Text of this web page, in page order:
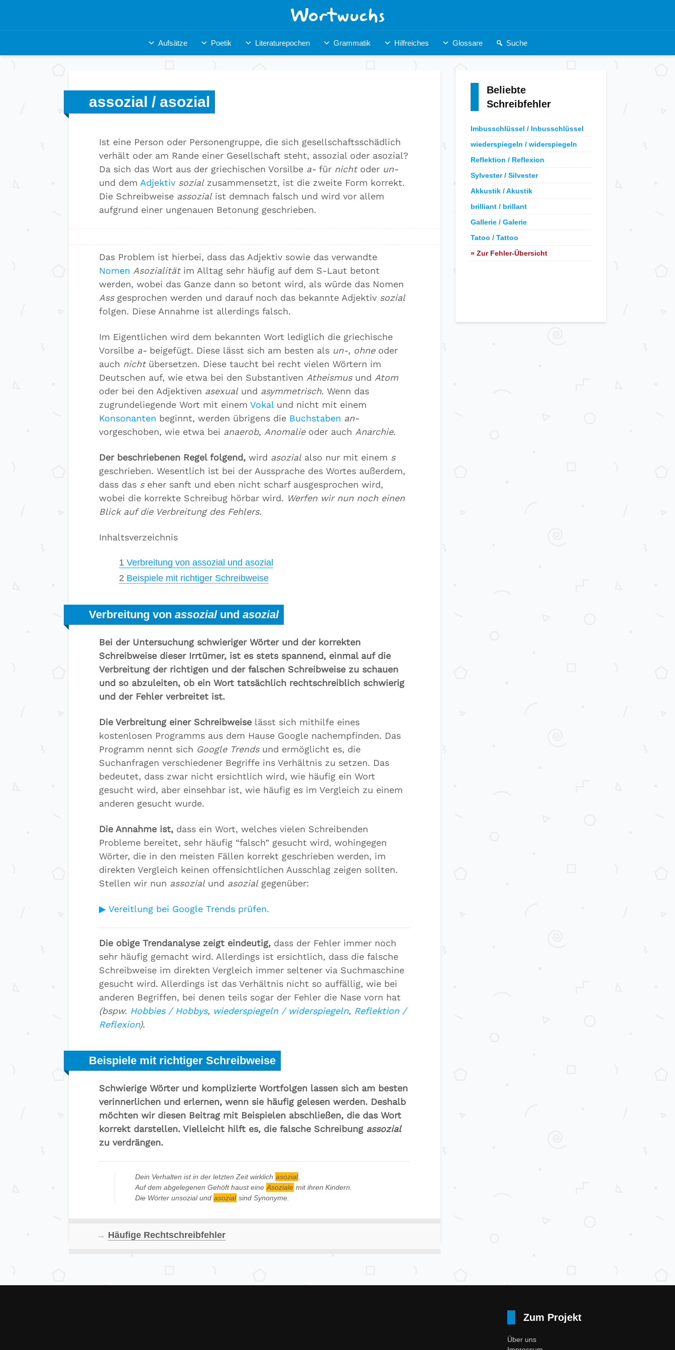
Aufsätze Poetik Literaturepochen Grammatik Hilfreiches Glossare Suche
assozial / asozial
Ist eine Person oder Personengruppe, die sich gesellschaftsschädlich
verhält oder am Rande einer Gesellschaft steht, assozial oder asozial?
Da sich das Wort aus der griechischen Vorsilbe a- für nichtoder un-
und dem Adjektiv sozialzusammensetzt, ist die zweite Form korrekt.
Die Schreibweise assozialist demnach falsch und wird vor allem
aufgrund einer ungenauen Betonung geschrieben.
Das Problem ist hierbei, dass das Adjektiv sowie das verwandte
Nomen Asozialitätim Alltag sehr häufig auf dem S-Laut betont
werden, wobei das Ganze dann so betont wird, als würde das Nomen
Assgesprochen werden und darauf noch das bekannte Adjektiv sozial
folgen. Diese Annahme ist allerdings falsch.
Im Eigentlichen wird dem bekannten Wort lediglich die griechische
Vorsilbe a- beigefügt. Diese lässt sich am besten als un-, ohneoder
auch nichtübersetzen. Diese taucht bei recht vielen Wörtern im
Deutschen auf, wie etwa bei den Substantiven Atheismusund Atom
oder bei den Adjektiven asexualund asymmetrisch. Wenn das
zugrundeliegende Wort mit einem Vokal und nicht mit einem
Konsonanten beginnt, werden übrigens die Buchstaben an-
vorgeschoben, wie etwa bei anaerob, Anomalieoder auch Anarchie.
Der beschriebenen Regel folgend, wird asozialalso nur mit einem s
geschrieben. Wesentlich ist bei der Aussprache des Wortes außerdem,
dass das seher sanft und eben nicht scharf ausgesprochen wird,
wobei die korrekte Schreibug hörbar wird. Werfen wir nun noch einen
Blick auf die Verbreitung des Fehlers.
Inhaltsverzeichnis
1 Verbreitung von assozial und asozial
2 Beispiele mit richtiger Schreibweise
Verbreitung von assozialund asozial
Bei der Untersuchung schwieriger Wörter und der korrekten
Schreibweise dieser Irrtümer, ist es stets spannend, einmal auf die
Verbreitung der richtigen und der falschen Schreibweise zu schauen
und so abzuleiten, ob ein Wort tatsächlich rechtschreiblich schwierig
und der Fehler verbreitet ist.
Die Verbreitung einer Schreibweise lässt sich mithilfe eines
kostenlosen Programms aus dem Hause Google nachempfinden. Das
Programm nennt sich Google Trendsund ermöglicht es, die
Suchanfragen verschiedener Begriffe ins Verhältnis zu setzen. Das
bedeutet, dass zwar nicht ersichtlich wird, wie häufig ein Wort
gesucht wird, aber einsehbar ist, wie häufig es im Vergleich zu einem
anderen gesucht wurde.
Die Annahme ist, dass ein Wort, welches vielen Schreibenden
Probleme bereitet, sehr häufig “falsch” gesucht wird, wohingegen
Wörter, die in den meisten Fällen korrekt geschrieben werden, im
direkten Vergleich keinen offensichtlichen Ausschlag zeigen sollten.
Stellen wir nun assozialund asozialgegenüber:
▶ Vereitlung bei Google Trends prüfen.
Die obige Trendanalyse zeigt eindeutig, dass der Fehler immer noch
sehr häufig gemacht wird. Allerdings ist ersichtlich, dass die falsche
Schreibweise im direkten Vergleich immer seltener via Suchmaschine
gesucht wird. Allerdings ist das Verhältnis nicht so auffällig, wie bei
anderen Begriffen, bei denen teils sogar der Fehler die Nase vorn hat
(bspw. Hobbies / Hobbys, wiederspiegeln / widerspiegeln, Reflektion /
Reflexion).
Beispiele mit richtiger Schreibweise
Schwierige Wörter und komplizierte Wortfolgen lassen sich am besten
verinnerlichen und erlernen, wenn sie häufig gelesen werden. Deshalb
möchten wir diesen Beitrag mit Beispielen abschließen, die das Wort
korrekt darstellen. Vielleicht hilft es, die falsche Schreibung assozial
zu verdrängen.
Dein Verhalten ist in der letzten Zeit wirklich asozial
Auf dem abgelegenen Gehöft haust eine Asoziale mit ihren Kindern.
Die Wörter unsozial und asozial sind Synonyme.
→ Häufige Rechtschreibfehler
Beliebte
Schreibfehler
Imbusschlüssel / Inbusschlüssel
wiederspiegeln / widerspiegeln
Reflektion / Reflexion
Sylvester / Silvester
Akkustik / Akustik
brilliant / brillant
Gallerie / Galerie
Tatoo / Tattoo
» Zur Fehler-Übersicht
Zum Projekt
Über uns